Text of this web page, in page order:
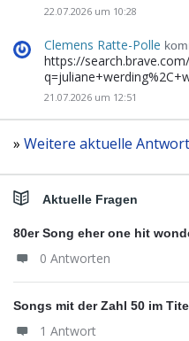
22.07.2026 um 10:28
Clemens Ratte-Polle
https://
21.07.2026 um 12:51
» Weitere aktuelle
Aktuelle Fragen
80er Song eher one hit
0 Antworten
Songs mit der Zahl 50 im
1 Antwort